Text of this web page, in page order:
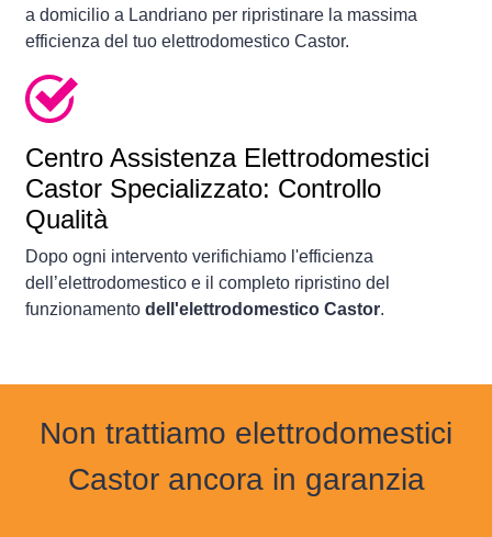
a domicilio a Landriano per ripristinare la massima
efficienza del tuo elettrodomestico Castor.
Centro Assistenza Elettrodomestici
Castor Specializzato: Controllo
Qualità
Dopo ogni intervento verifichiamo l'efficienza
dell’elettrodomestico e il completo ripristino del
funzionamento dell'elettrodomestico Castor.
Non trattiamo elettrodomestici
Castor ancora in garanzia